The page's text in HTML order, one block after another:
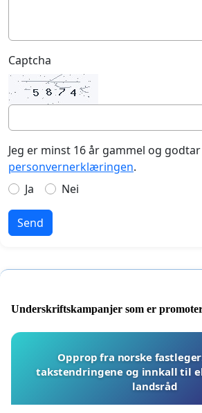
Captcha
Jeg er minst 16 år gammel og godtar
personvernerklæringen.
Ja
Nei
Send
Underskriftskampanjer som er
Opprop fra norske
takstendringene og innkall til
landsråd